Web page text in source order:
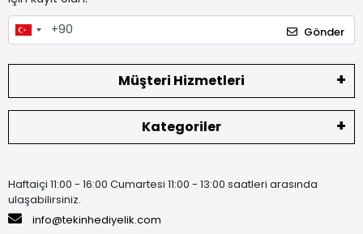
Gönder
Müşteri Hizmetleri
Kategoriler
Haftaiçi 11:00 - 16:00 Cumartesi 11:00 - 13:00 saatleri arasında
ulaşabilirsiniz.
info@tekinhediyelik.com